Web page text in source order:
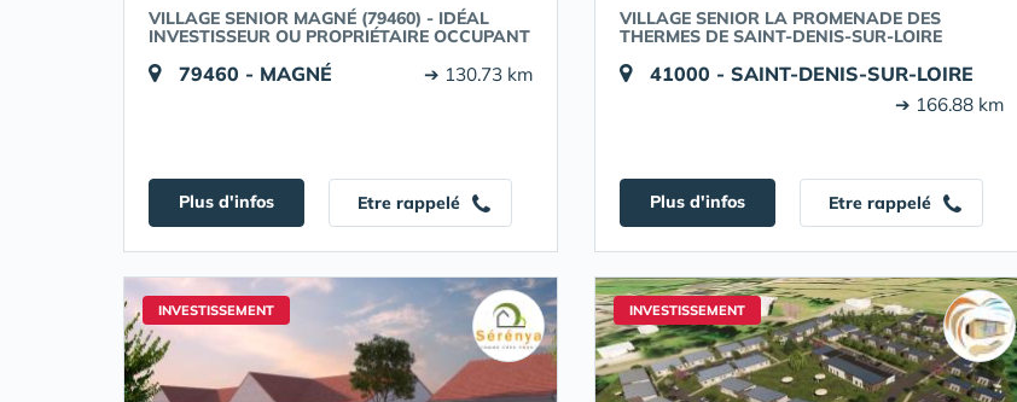
VILLAGE SENIOR MAGNÉ (79460) - IDÉAL
INVESTISSEUR OU PROPRIÉTAIRE OCCUPANT
79460 - MAGNÉ ➔ 130.73 km
Plus d'infos Etre rappelé
VILLAGE SENIOR LA PROMENADE DES
THERMES DE SAINT-DENIS-SUR-LOIRE
41000 - SAINT-DENIS-SUR-LOIRE
➔ 166.88 km
Plus d'infos Etre rappelé
INVESTISSEMENT INVESTISSEMENT